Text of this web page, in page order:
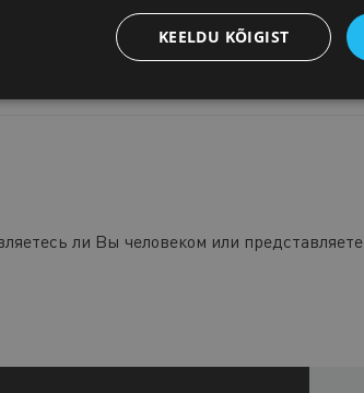
ли Вы человеком или представляете
KEELDU KÕIGIST